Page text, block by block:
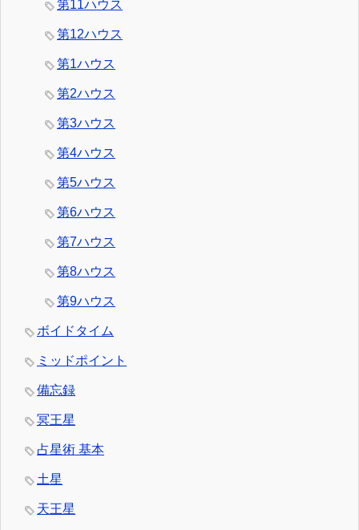
第11ハウス
第12ハウス
第1ハウス
第2ハウス
第3ハウス
第4ハウス
第5ハウス
第6ハウス
第7ハウス
第8ハウス
第9ハウス
ボイドタイム
ミッドポイント
備忘録
冥王星
占星術 基本
土星
天王星